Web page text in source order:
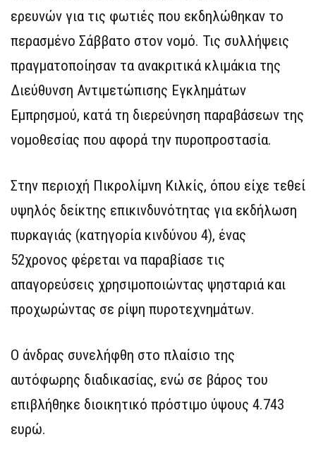
ερευνών για τις φωτιές που εκδηλώθηκαν το
περασμένο Σάββατο στον νομό. Τις συλλήψεις
πραγματοποίησαν τα ανακριτικά κλιμάκια της
Διεύθυνση Αντιμετώπισης Εγκλημάτων
Εμπρησμού, κατά τη διερεύνηση παραβάσεων της
νομοθεσίας που αφορά την πυροπροστασία.
Στην περιοχή Πικρολίμνη Κιλκίς, όπου είχε τεθεί
υψηλός δείκτης επικινδυνότητας για εκδήλωση
πυρκαγιάς (κατηγορία κινδύνου 4), ένας
52χρονος φέρεται να παραβίασε τις
απαγορεύσεις χρησιμοποιώντας ψησταριά και
προχωρώντας σε ρίψη πυροτεχνημάτων.
Ο άνδρας συνελήφθη στο πλαίσιο της
αυτόφωρης διαδικασίας, ενώ σε βάρος του
επιβλήθηκε διοικητικό πρόστιμο ύψους 4.743
ευρώ.